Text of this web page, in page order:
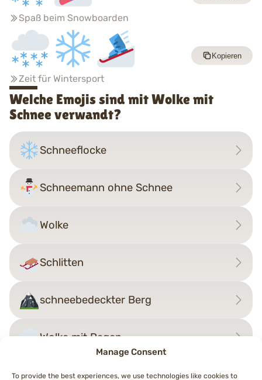
Manage Consent
To provide the best experiences, we use technologies like cookies to
Spaß beim Snowboarden
Zeit für Wintersport
Kopieren
Welche Emojis sind mit Wolke mit
Schnee verwandt?
Schneeflocke
Schneemann ohne Schnee
Wolke
Schlitten
schneebedeckter Berg
Wolke mit Regen